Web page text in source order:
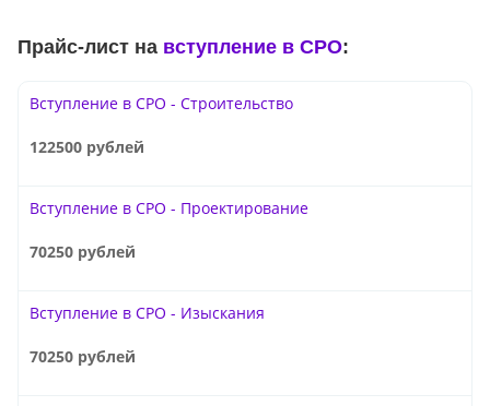
Прайс-лист на вступление в СРО:
Вступление в СРО - Строительство
122500 рублей
Вступление в СРО - Проектирование
70250 рублей
Вступление в СРО - Изыскания
70250 рублей